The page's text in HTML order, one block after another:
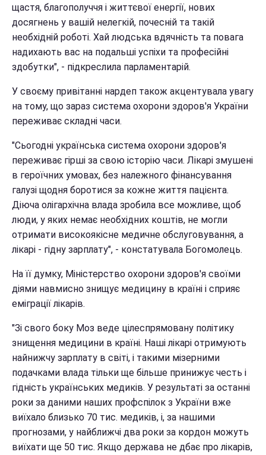
щастя, благополуччя і життєвої енергії, нових
досягнень у вашій нелегкій, почесній та такій
необхідній роботі. Хай людська вдячність та повага
надихають вас на подальші успіхи та професійні
здобутки", - підкреслила парламентарій.
У своєму привітанні нардеп також акцентувала увагу
на тому, що зараз система охорони здоров'я України
переживає складні часи.
"Сьогодні українська система охорони здоров'я
переживає гірші за свою історію часи. Лікарі змушені
в героїчних умовах, без належного фінансування
галузі щодня боротися за кожне життя пацієнта.
Діюча олігархічна влада зробила все можливе, щоб
люди, у яких немає необхідних коштів, не могли
отримати високоякісне медичне обслуговування, а
лікарі - гідну зарплату", - констатувала Богомолець.
На її думку, Міністерство охорони здоров'я своїми
діями навмисно знищує медицину в країні і сприяє
еміграції лікарів.
"Зі свого боку Моз веде цілеспрямовану політику
знищення медицини в країні. Наші лікарі отримують
найнижчу зарплату в світі, і такими мізерними
подачками влада тільки ще більше принижує честь і
гідність українських медиків. У результаті за останні
роки за даними наших профспілок з України вже
виїхало близько 70 тис. медиків, і, за нашими
прогнозами, у найближчі два роки за кордон можуть
виїхати ще 50 тис. Якщо держава не дбає про лікарів,